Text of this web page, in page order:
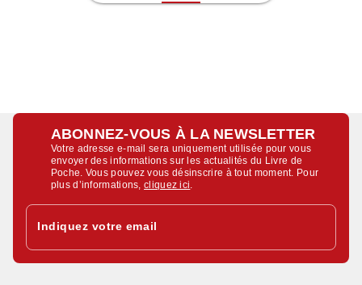
ABONNEZ-VOUS À LA NEWSLETTER
Votre adresse e-mail sera uniquement utilisée pour vous
envoyer des informations sur les actualités du Livre de
Poche. Vous pouvez vous désinscrire à tout moment. Pour
plus d’informations,cliquez ici
Indiquez votre email